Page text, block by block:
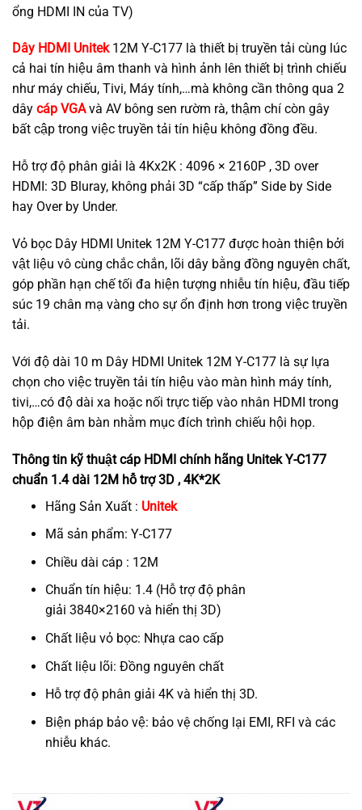
ổng HDMI IN của TV)
Dây HDMI Unitek12M Y-C177 là thiết bị truyền tải cùng lúc
cả hai tín hiệu âm thanh và hình ảnh lên thiết bị trình chiếu
như máy chiếu, Tivi, Máy tính,…mà không cần thông qua 2
dây cáp VGAvà AV bông sen rườm rà, thậm chí còn gây
bất cập trong việc truyền tải tín hiệu không đồng đều.
Hỗ trợ độ phân giải là 4Kx2K : 4096 × 2160P , 3D over
HDMI: 3D Bluray, không phải 3D “cấp thấp” Side by Side
hay Over by Under.
Vỏ bọc Dây HDMI Unitek 12M Y-C177 được hoàn thiện bởi
vật liệu vô cùng chắc chắn, lõi dây bằng đồng nguyên chất,
góp phần hạn chế tối đa hiện tượng nhiễu tín hiệu, đầu tiếp
súc 19 chân mạ vàng cho sự ổn định hơn trong việc truyền
tải.
Với độ dài 10 m Dây HDMI Unitek 12M Y-C177 là sự lựa
chọn cho việc truyền tải tín hiệu vào màn hình máy tính,
tivi,…có độ dài xa hoặc nối trực tiếp vào nhân HDMI trong
hộp điện âm bàn nhằm mục đích trình chiếu hội họp.
Thông tin kỹ thuật cáp HDMI chính hãng Unitek Y-C177
chuẩn 1.4 dài 12M hỗ trợ 3D , 4K*2K
Hãng Sản Xuất : Unitek
Mã sản phẩm: Y-C177
Chiều dài cáp : 12M
Chuẩn tín hiệu: 1.4 (Hỗ trợ độ phân
giải 3840×2160 và hiển thị 3D)
Chất liệu vỏ bọc: Nhựa cao cấp
Chất liệu lõi: Đồng nguyên chất
Hỗ trợ độ phân giải 4K và hiển thị 3D.
Biện pháp bảo vệ: bảo vệ chống lại EMI, RFI và các
nhiễu khác.